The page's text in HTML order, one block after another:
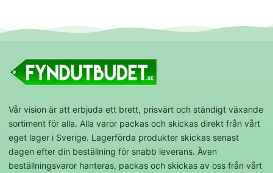
Vår vision är att erbjuda ett brett, prisvärt och ständigt växande
sortiment för alla. Alla varor packas och skickas direkt från vårt
eget lager i Sverige. Lagerförda produkter skickas senast
dagen efter din beställning för snabb leverans. Även
beställningsvaror hanteras, packas och skickas av oss från vårt